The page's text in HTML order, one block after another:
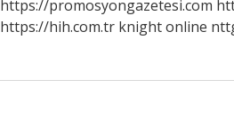
https://promosyongazetesi.com
https://hih.com.tr knight online